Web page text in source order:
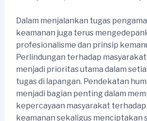
Dalam menjalankan tugas
keamanan juga terus
profesionalisme dan prinsip
Perlindungan terhadap
menjadi prioritas utama dalam
tugas di lapangan. Pendekatan
menjadi bagian penting dalam
kepercayaan masyarakat
keamanan sekaligus menciptakan